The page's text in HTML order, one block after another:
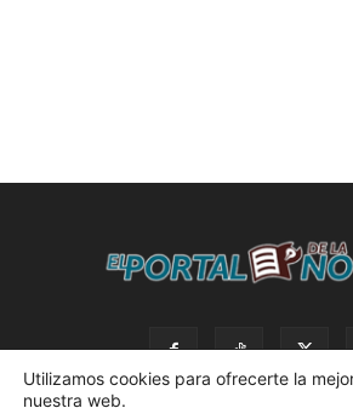
Utilizamos cookies para ofrecerte la
nuestra web.